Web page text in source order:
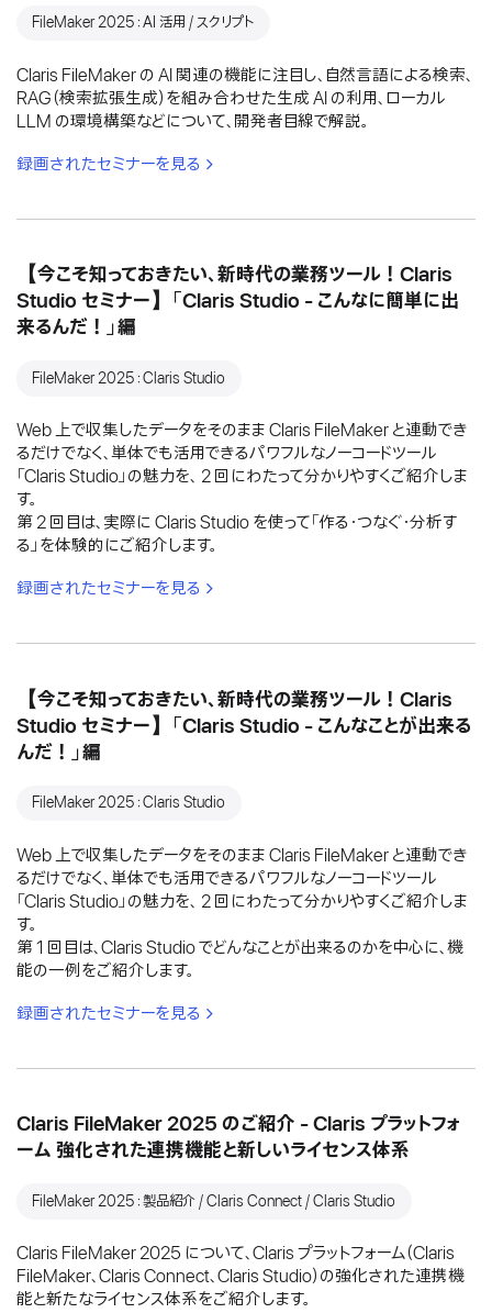
FileMaker 2025：AI 活用 / スクリプト
Claris FileMaker の AI 関連の機能に注目し、自然言語による検索、
RAG（検索拡張生成）を組み合わせた生成 AI の利用、ローカル
LLM の環境構築などについて、開発者目線で解説。
録画されたセミナーを見る
【今こそ知っておきたい、新時代の業務ツール！Claris
Studio セミナー】「Claris Studio - こんなに簡単に出
来るんだ！」編
FileMaker 2025：Claris Studio
Web 上で収集したデータをそのまま Claris FileMaker と連動でき
るだけでなく、単体でも活用できるパワフルなノーコードツール
「Claris Studio」の魅力を、 2 回にわたって分かりやすくご紹介しま
す。
第 2 回目は、実際に Claris Studio を使って「作る・つなぐ・分析す
る」を体験的にご紹介します。
録画されたセミナーを見る
【今こそ知っておきたい、新時代の業務ツール！Claris
Studio セミナー】「Claris Studio - こんなことが出来る
んだ！」編
FileMaker 2025：Claris Studio
Web 上で収集したデータをそのまま Claris FileMaker と連動でき
るだけでなく、単体でも活用できるパワフルなノーコードツール
「Claris Studio」の魅力を、 2 回にわたって分かりやすくご紹介しま
す。
第 1 回目は、Claris Studio でどんなことが出来るのかを中心に、機
能の一例をご紹介します。
録画されたセミナーを見る
Claris FileMaker 2025 のご紹介 - Claris プラットフォ
ーム 強化された連携機能と新しいライセンス体系
FileMaker 2025：製品紹介 / Claris Connect / Claris Studio
Claris FileMaker 2025 について、Claris プラットフォーム（Claris
FileMaker、Claris Connect、Claris Studio）の強化された連携機
能と新たなライセンス体系をご紹介します。